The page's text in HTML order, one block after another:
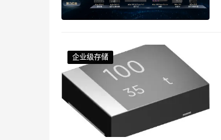
企业级存储
企业级存储
企业级存储
企业级存储